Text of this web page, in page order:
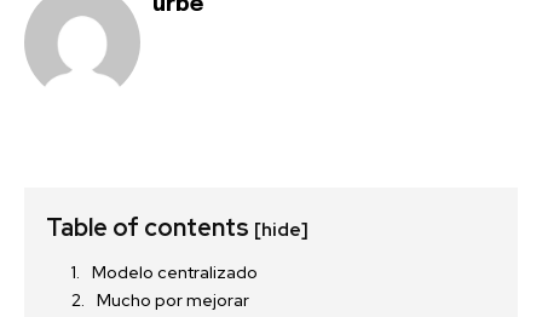
urbe
Table of contents [hide]
Modelo centralizado
Mucho por mejorar